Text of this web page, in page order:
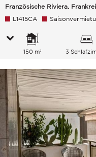
Französische Riviera,
L1415CA
150 m² 3